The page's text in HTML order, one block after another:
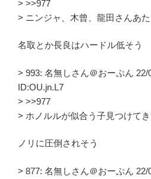
> >>977
> ニンジャ、木曾、龍田さんあた
名取とか長良はハードル低そう
> 993: 名無しさん＠おーぷん 22/
ID:OU.jn.L7
> >>977
> ホノルルが似合う子見つけて
ノリに圧倒されそう
> 877: 名無しさん＠おーぷん 22/